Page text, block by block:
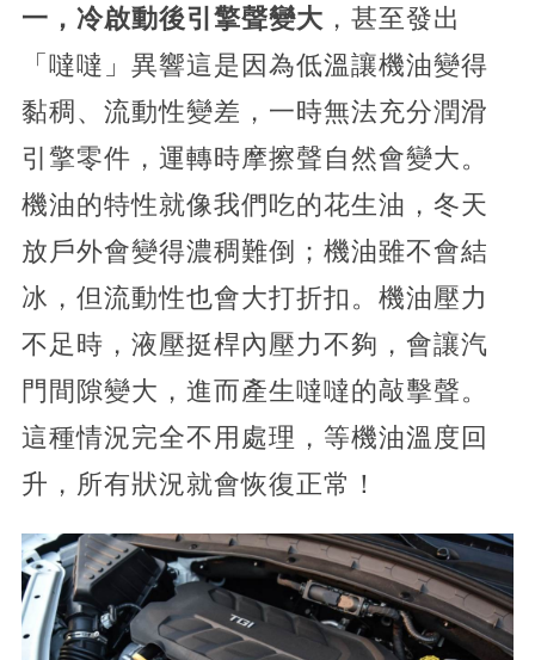
一，冷啟動後引擎聲變大 ，甚至發出
「噠噠」異響這是因為低溫讓機油變得
黏稠、流動性變差，一時無法充分潤滑
引擎零件，運轉時摩擦聲自然會變大。
機油的特性就像我們吃的花生油，冬天
放戶外會變得濃稠難倒；機油雖不會結
冰，但流動性也會大打折扣。機油壓力
不足時，液壓挺桿內壓力不夠，會讓汽
門間隙變大，進而產生噠噠的敲擊聲。
這種情況完全不用處理，等機油溫度回
升，所有狀況就會恢復正常！